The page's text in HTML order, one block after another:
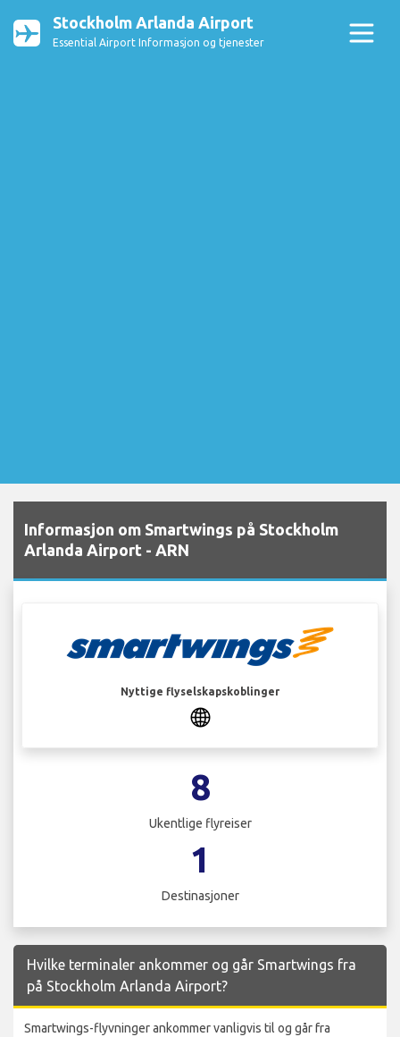
Stockholm Arlanda Airport
Essential Airport Informasjon og tjenester
Informasjon om Smartwings på Stockholm
Arlanda Airport - ARN
Nyttige flyselskapskoblinger
8
Ukentlige flyreiser
1
Destinasjoner
Hvilke terminaler ankommer og går Smartwings fra
på Stockholm Arlanda Airport?
Smartwings-flyvninger ankommer vanligvis til og går fra